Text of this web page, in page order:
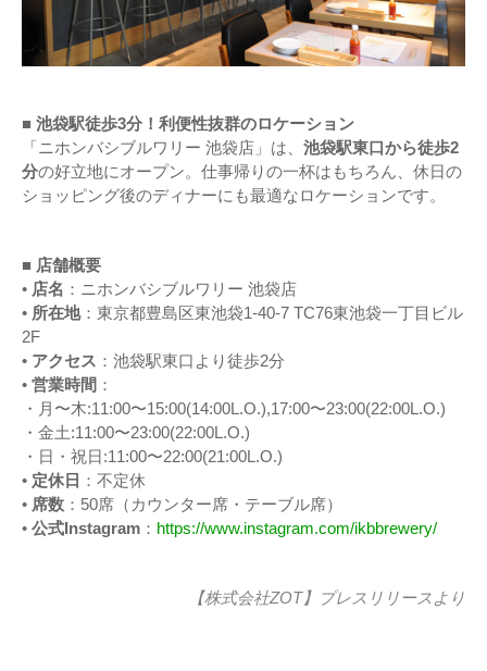
■ 池袋駅徒歩3分！利便性抜群のロケーション
「ニホンバシブルワリー 池袋店」は、 池袋駅東口から徒歩2
分の好立地にオープン。仕事帰りの一杯はもちろん、休日の
ショッピング後のディナーにも最適なロケーションです。
■ 店舗概要
• 店名 ：ニホンバシブルワリー 池袋店
• 所在地：東京都豊島区東池袋1-40-7 TC76東池袋一丁目ビル
2F
• アクセス ：池袋駅東口より徒歩2分
• 営業時間 ：
・月〜木:11:00〜15:00(14:00L.O.),17:00〜23:00(22:00L.O.)
・金土:11:00〜23:00(22:00L.O.)
・日・祝日:11:00〜22:00(21:00L.O.)
• 定休日 ：不定休
• 席数 ：50席（カウンター席・テーブル席）
• 公式Instagram ： https://www.instagram.com/ikbbrewery/
【株式会社ZOT】 プレスリリース より